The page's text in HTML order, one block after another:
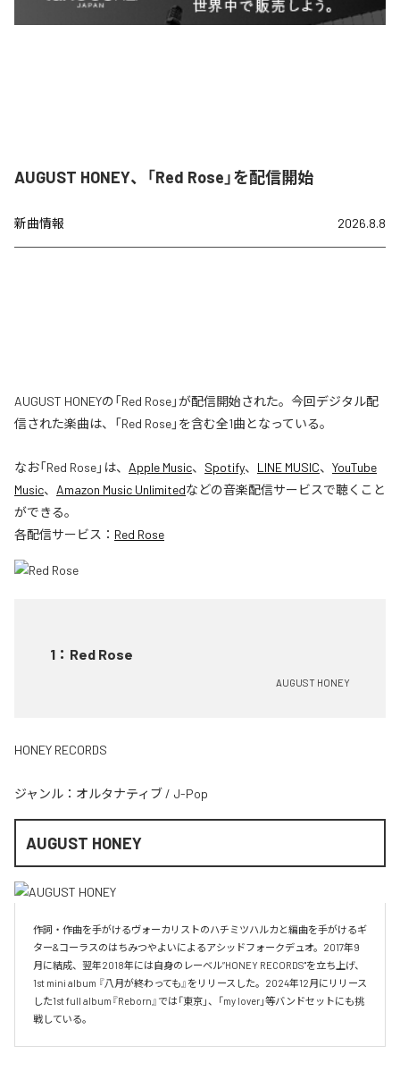
AUGUST HONEY、「Red Rose」を配信開始
新曲情報 2026.8.8
AUGUST HONEYの「Red Rose」が配信開始された。今回デジタル配
信された楽曲は、「Red Rose」を含む全1曲となっている。
なお「Red Rose」は、 Apple Music、 Spotify、 LINE MUSIC、 YouTube
Music、 Amazon Music Unlimitedなどの音楽配信サービスで聴くこと
ができる。
各配信サービス： Red Rose
1 ： Red Rose
AUGUST HONEY
HONEY RECORDS
ジャンル： オルタナティブ / J-Pop
AUGUST HONEY
作詞・作曲を手がけるヴォーカリストのハチミツハルカと編曲を手がけるギ
ター&コーラスのはちみつやよいによるアシッドフォークデュオ。2017年9
月に結成、翌年2018年には自身のレーベル”HONEY RECORDS"を立ち上げ、
1st mini album 『八月が終わっても』をリリースした。2024年12月にリリース
した1st full album『Reborn』では「東京」、「my lover」等バンドセットにも挑
戦している。